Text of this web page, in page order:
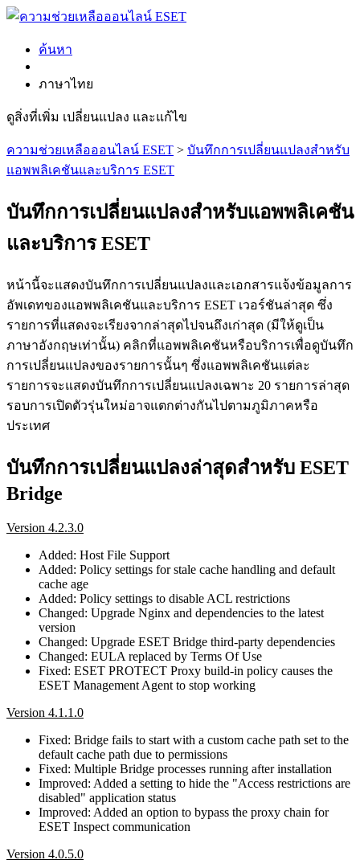
ค้นหา
ภาษาไทย
ดูสิ่งที่เพิ่ม เปลี่ยนแปลง และแก้ไข
ความช่วยเหลือออนไลน์ ESET > บันทึกการเปลี่ยนแปลงสำหรับ
แอพพลิเคชันและบริการ ESET
บันทึกการเปลี่ยนแปลงสำหรับแอพพลิเคชัน
และบริการ ESET
หน้านี้จะแสดงบันทึกการเปลี่ยนแปลงและเอกสารแจ้งข้อมูลการ
อัพเดทของแอพพลิเคชันและบริการ ESET เวอร์ชันล่าสุด ซึ่ง
รายการที่แสดงจะเรียงจากล่าสุดไปจนถึงเก่าสุด (มีให้ดูเป็น
ภาษาอังกฤษเท่านั้น) คลิกที่แอพพลิเคชันหรือบริการเพื่อดูบันทึก
การเปลี่ยนแปลงของรายการนั้นๆ ซึ่งแอพพลิเคชันแต่ละ
รายการจะแสดงบันทึกการเปลี่ยนแปลงเฉพาะ 20 รายการล่าสุด
รอบการเปิดตัวรุ่นใหม่อาจแตกต่างกันไปตามภูมิภาคหรือ
ประเทศ
บันทึกการเปลี่ยนแปลงล่าสุดสำหรับ ESET
Bridge
Version 4.2.3.0
Added: Host File Support
Added: Policy settings for stale cache handling and default
cache age
Added: Policy settings to disable ACL restrictions
Changed: Upgrade Nginx and dependencies to the latest
version
Changed: Upgrade ESET Bridge third-party dependencies
Changed: EULA replaced by Terms Of Use
Fixed: ESET PROTECT Proxy build-in policy causes the
ESET Management Agent to stop working
Version 4.1.1.0
Fixed: Bridge fails to start with a custom cache path set to the
default cache path due to permissions
Fixed: Multiple Bridge processes running after installation
Improved: Added a setting to hide the "Access restrictions are
disabled" application status
Improved: Added an option to bypass the proxy chain for
ESET Inspect communication
Version 4.0.5.0